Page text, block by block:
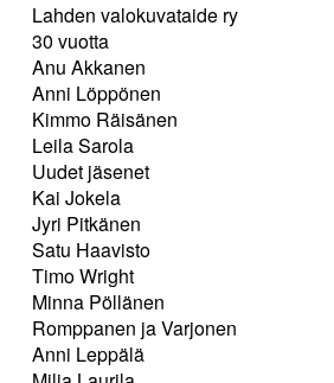
Lahden valokuvataide ry
30 vuotta
Anu Akkanen
Anni Löppönen
Kimmo Räisänen
Leila Sarola
Uudet jäsenet
Kai Jokela
Jyri Pitkänen
Satu Haavisto
Timo Wright
Minna Pöllänen
Romppanen ja Varjonen
Anni Leppälä